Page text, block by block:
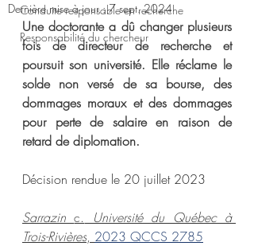
Conduite responsable en recherche
Responsabilité du chercheur
Dernière mise à jour :7 sept. 2024
Une doctorante a dû changer plusieurs
fois de directeur de recherche et
poursuit son université. Elle réclame le
solde non versé de sa bourse, des
dommages moraux et des dommages
pour perte de salaire en raison de
retard de diplomation.
Décision rendue le 20 juillet 2023
Sarrazin c.
Université du Québec à
Trois-Rivières, 2023 QCCS 2785